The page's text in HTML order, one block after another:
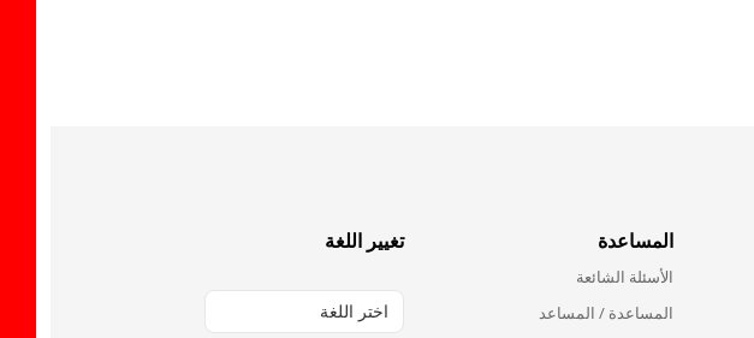
المساعدة
الأسئلة الشائعة
المساعدة / المساعد
تغيير اللغة
اختر اللغة